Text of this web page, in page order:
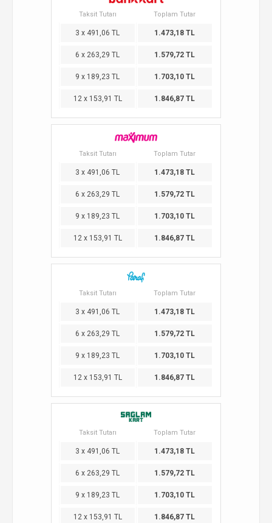
Taksit Tutarı Toplam Tutar
3 x 491,06 TL 1.473,18 TL
6 x 263,29 TL 1.579,72 TL
9 x 189,23 TL 1.703,10 TL
12 x 153,91 TL 1.846,87 TL
Taksit Tutarı Toplam Tutar
3 x 491,06 TL 1.473,18 TL
6 x 263,29 TL 1.579,72 TL
9 x 189,23 TL 1.703,10 TL
12 x 153,91 TL 1.846,87 TL
Taksit Tutarı Toplam Tutar
3 x 491,06 TL 1.473,18 TL
6 x 263,29 TL 1.579,72 TL
9 x 189,23 TL 1.703,10 TL
12 x 153,91 TL 1.846,87 TL
Taksit Tutarı Toplam Tutar
3 x 491,06 TL 1.473,18 TL
6 x 263,29 TL 1.579,72 TL
9 x 189,23 TL 1.703,10 TL
12 x 153,91 TL 1.846,87 TL